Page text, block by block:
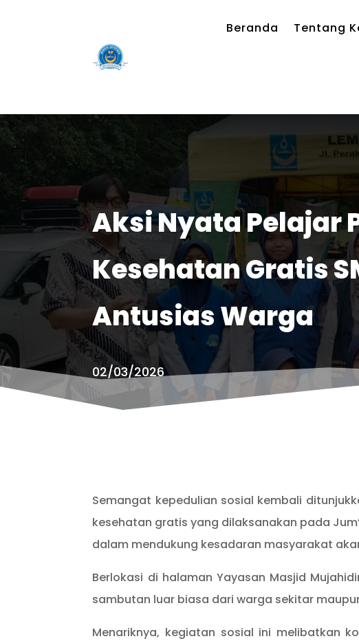
Beranda Tentang
Aksi Nyata Pelajar
Kesehatan Gratis
Antusias Warga
02/03/2026
Semangat kepedulian sosial kembali
kesehatan gratis yang dilaksanakan pada
dalam mendukung kesadaran masyarakat
Berlokasi di halaman Yayasan Masjid
sambutan luar biasa dari warga sekitar
Menariknya, kegiatan sosial ini melibatkan